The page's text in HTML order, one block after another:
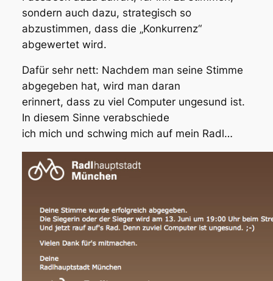
sondern auch dazu, strategisch so
abzustimmen, dass die „Konkurrenz“
abgewertet wird.
Dafür sehr nett: Nachdem man seine Stimme
abgegeben hat, wird man daran
erinnert, dass zu viel Computer ungesund ist.
In diesem Sinne verabschiede
ich mich und schwing mich auf mein Radl…